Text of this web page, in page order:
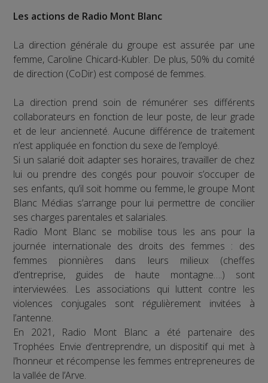
Les actions de Radio Mont Blanc
La direction générale du groupe est assurée par une
femme, Caroline Chicard-Kubler. De plus, 50% du comité
de direction (CoDir) est composé de femmes.
La direction prend soin de rémunérer ses différents
collaborateurs en fonction de leur poste, de leur grade
et de leur ancienneté. Aucune différence de traitement
n’est appliquée en fonction du sexe de l’employé.
Si un salarié doit adapter ses horaires, travailler de chez
lui ou prendre des congés pour pouvoir s’occuper de
ses enfants, qu’il soit homme ou femme, le groupe Mont
Blanc Médias s’arrange pour lui permettre de concilier
ses charges parentales et salariales.
Radio Mont Blanc se mobilise tous les ans pour la
journée internationale des droits des femmes : des
femmes pionnières dans leurs milieux (cheffes
d’entreprise, guides de haute montagne….) sont
interviewées. Les associations qui luttent contre les
violences conjugales sont régulièrement invitées à
l’antenne.
En 2021, Radio Mont Blanc a été partenaire des
Trophées Envie d’entreprendre, un dispositif qui met à
l’honneur et récompense les femmes entrepreneures de
la vallée de l’Arve.